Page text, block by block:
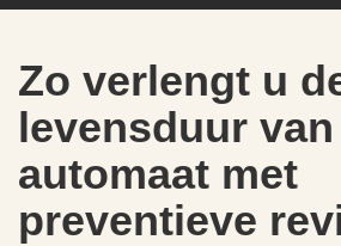
Zo verlengt u
levensduur
automaat met
preventieve